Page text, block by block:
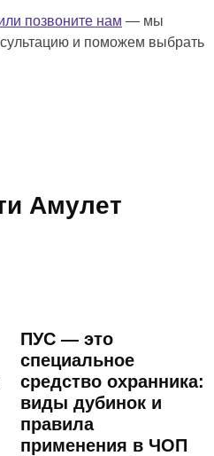
позвоните нам — мы
и поможем выбрать
Амулет
ПУС — это
специальное
средство охранника:
виды дубинок и
правила
применения в ЧОП